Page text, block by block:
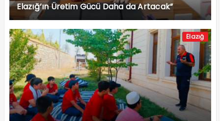
Elazığ’ın Üretim Gücü Daha da Artacak”
Elazığ